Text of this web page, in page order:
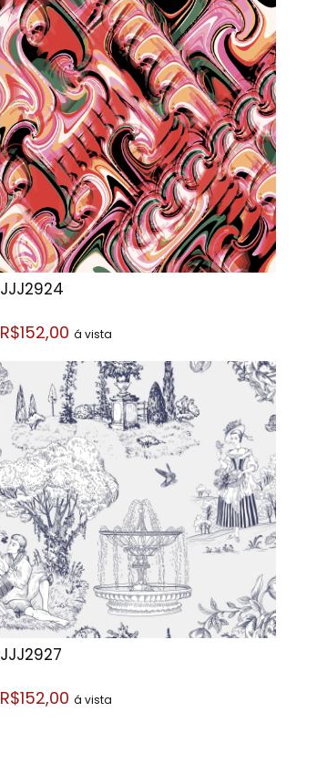
JJJ2924
R$152,00 á vista
JJJ2927
R$152,00 á vista